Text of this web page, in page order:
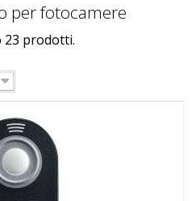
per fotocamere
23 prodotti.